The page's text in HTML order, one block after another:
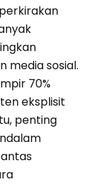
media sosial.
70%
eksplisit
penting